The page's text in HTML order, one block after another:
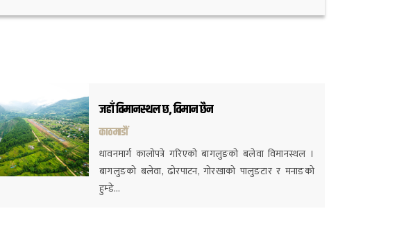
जहाँ विमानस्थल छ, विमान छैन
काठमाडौं
धावनमार्ग कालोपत्रे गरिएको बागलुङको बलेवा विमानस्थल ।
बागलुङको बलेवा, ढोरपाटन, गोरखाको पालुङटार र मनाङको
हुम्डे…